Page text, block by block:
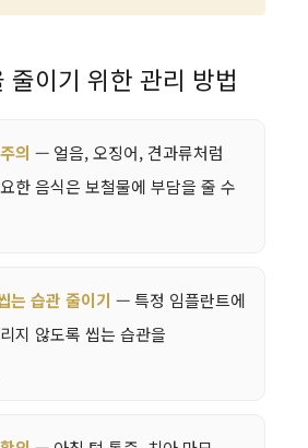
줄이기 위한 관리 방법
의 — 얼음, 오징어, 견과류처럼
한 음식은 보철물에 부담을 줄 수
는 습관 줄이기 — 특정 임플란트에
지 않도록 씹는 습관을